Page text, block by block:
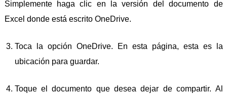
Simplemente haga clic en la versión del documento de
Excel donde está escrito OneDrive.
Toca la opción OneDrive. En esta página, esta es la
ubicación para guardar.
Toque el documento que desea dejar de compartir. Al